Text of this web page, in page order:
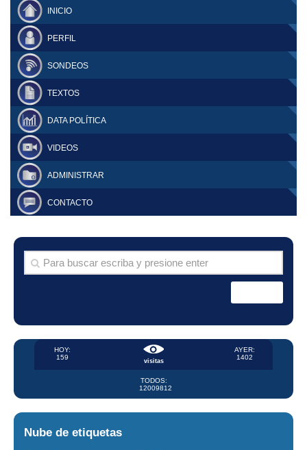
INICIO
PERFIL
SONDEOS
TEXTOS
DATA POLÍTICA
VIDEOS
ADMINISTRAR
CONTACTO
visitas
HOY:
159
AYER:
1402
TODOS:
12009812
Nube de etiquetas